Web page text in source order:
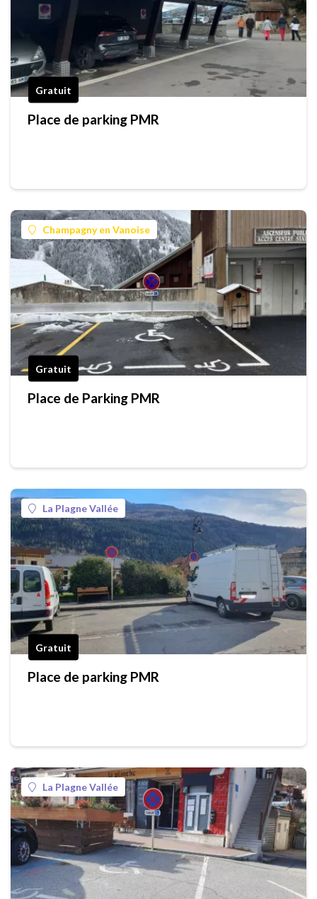
Gratuit
Place de parking PMR
Champagny en Vanoise
Gratuit
Place de Parking PMR
La Plagne Vallée
Gratuit
Place de parking PMR
La Plagne Vallée